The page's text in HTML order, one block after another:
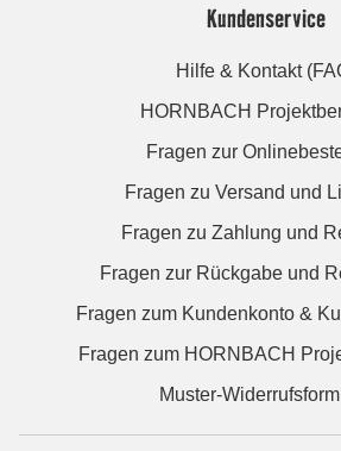
Kundenservice
Hilfe & Kontakt
HORNBACH
Fragen zur
Fragen zu Versand und
Fragen zu Zahlung und
Fragen zur Rückgabe und
Fragen zum Kundenkonto &
Fragen zum HORNBACH
Muster-